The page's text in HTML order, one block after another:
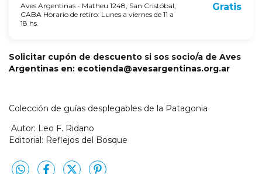
Aves Argentinas - Matheu 1248, San Cristóbal,
CABA Horario de retiro: Lunes a viernes de 11 a
18 hs.
Gratis
Solicitar cupón de descuento si sos socio/a de Aves
Argentinas en: ecotienda@avesargentinas.org.ar
Colección de guías desplegables de la Patagonia
Autor: Leo F. Ridano
Editorial: Reflejos del Bosque